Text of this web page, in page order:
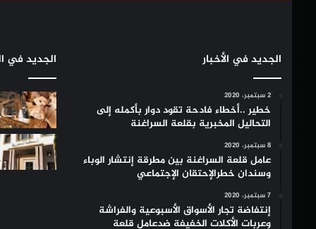
الجديد في الأخبار
2 سبتمبر، 2020
خطير ..أخطاء فادحة تقود دوار بأكمله إلى
التحاليل المخبرية بقلعة السراغنة
8 سبتمبر، 2020
عامل قلعة السراغنة بين مطرقة إنتشار الوباء
وسندان خطرالإحتقان الإجتماعي
7 سبتمبر، 2020
إنتفاضة تجار الأسواق الأسبوعية والفراشة
وعربات الأكلات الخفيفة ضدعامل قلعة
الجديد في